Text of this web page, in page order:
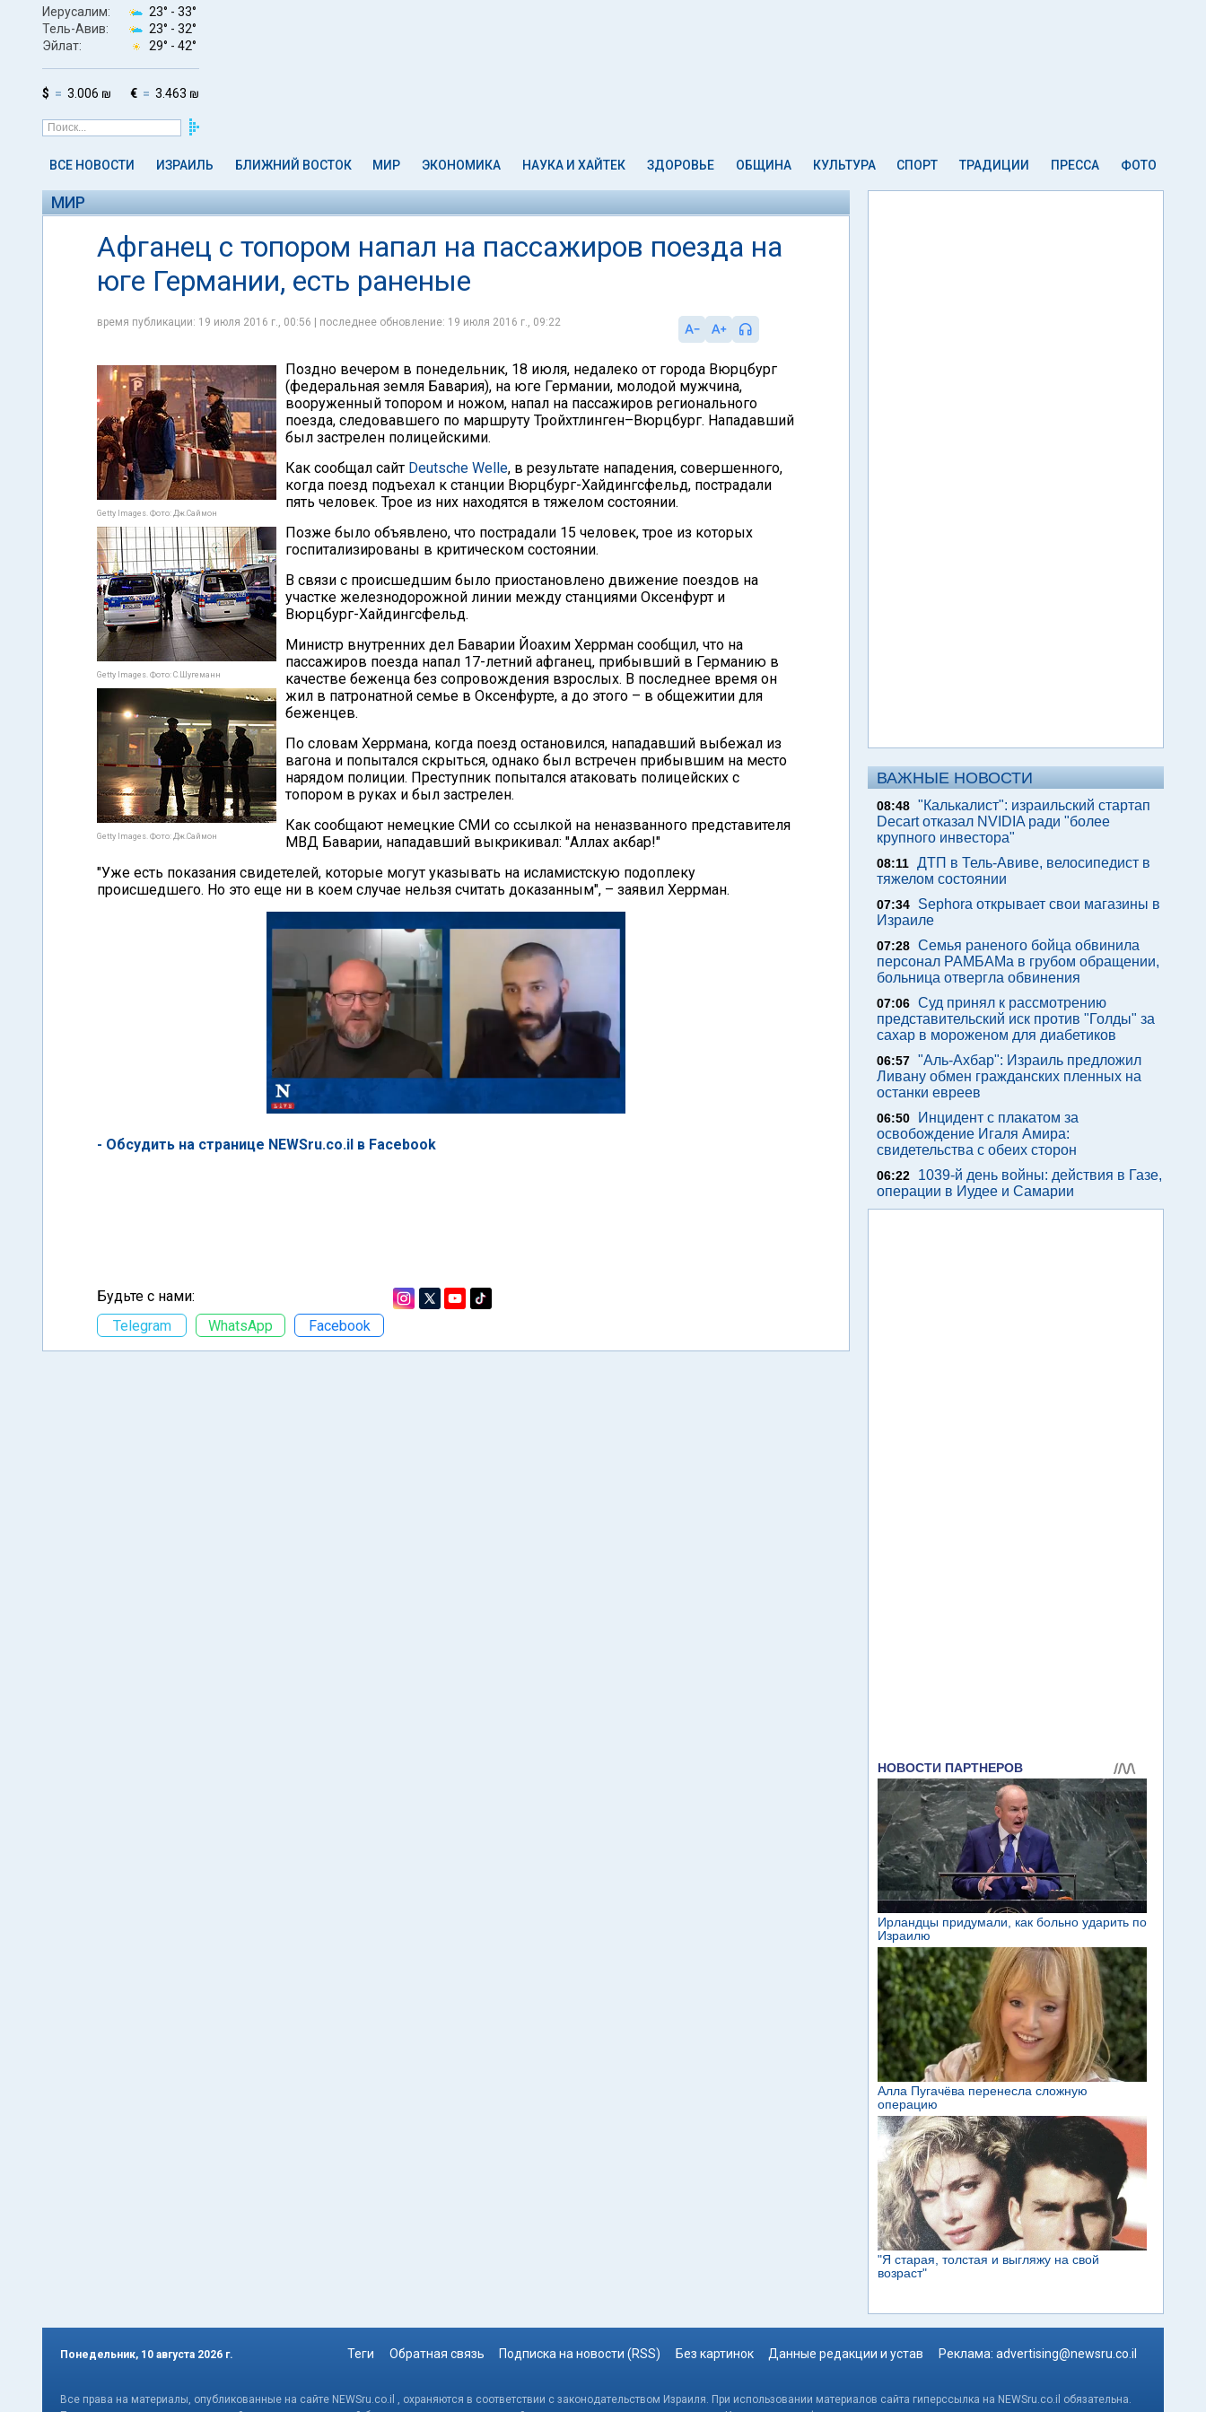
Иерусалим: 23° - 33°
Тель-Авив:
23° - 32°
Эйлат:
29° - 42°
$ 3.006 ₪ € 3.463 ₪
ВСЕ НОВОСТИ ИЗРАИЛЬ БЛИЖНИЙ ВОСТОК МИР ЭКОНОМИКА НАУКА И ХАЙТЕК ЗДОРОВЬЕ ОБЩИНА КУЛЬТУРА СПОРТ ТРАДИЦИИ ПРЕССА ФОТО
МИР
Афганец с топором напал на пассажиров поезда на
юге Германии, есть раненые
время публикации: 19 июля 2016 г., 00:56 | последнее обновление: 19 июля 2016 г., 09:22
Getty Images. Фото: Дж.Саймон
Getty Images. Фото: С.Шугеманн
Getty Images. Фото: Дж.Саймон
Поздно вечером в понедельник, 18 июля, недалеко от города Вюрцбург
(федеральная земля Бавария), на юге Германии, молодой мужчина,
вооруженный топором и ножом, напал на пассажиров регионального
поезда, следовавшего по маршруту Тройхтлинген–Вюрцбург. Нападавший
был застрелен полицейскими.
Как сообщал сайт Deutsche Welle, в результате нападения, совершенного,
когда поезд подъехал к станции Вюрцбург-Хайдингсфельд, пострадали
пять человек. Трое из них находятся в тяжелом состоянии.
Позже было объявлено, что пострадали 15 человек, трое из которых
госпитализированы в критическом состоянии.
В связи с происшедшим было приостановлено движение поездов на
участке железнодорожной линии между станциями Оксенфурт и
Вюрцбург-Хайдингсфельд.
Министр внутренних дел Баварии Йоахим Херрман сообщил, что на
пассажиров поезда напал 17-летний афганец, прибывший в Германию в
качестве беженца без сопровождения взрослых. В последнее время он
жил в патронатной семье в Оксенфурте, а до этого – в общежитии для
беженцев.
По словам Херрмана, когда поезд остановился, нападавший выбежал из
вагона и попытался скрыться, однако был встречен прибывшим на место
нарядом полиции. Преступник попытался атаковать полицейских с
топором в руках и был застрелен.
Как сообщают немецкие СМИ со ссылкой на неназванного представителя
МВД Баварии, нападавший выкрикивал: "Аллах акбар!"
"Уже есть показания свидетелей, которые могут указывать на исламистскую подоплеку
происшедшего. Но это еще ни в коем случае нельзя считать доказанным", – заявил Херрман.
- Обсудить на странице NEWSru.co.il в Facebook
Будьте с нами:
Telegram
WhatsApp Facebook
ВАЖНЫЕ НОВОСТИ
08:48 "Калькалист": израильский стартап
Decart отказал NVIDIA ради "более
крупного инвестора"
08:11 ДТП в Тель-Авиве, велосипедист в
тяжелом состоянии
07:34
Sephora открывает свои магазины в
Израиле
07:28 Семья раненого бойца обвинила
персонал РАМБАМа в грубом обращении,
больница отвергла обвинения
07:06 Суд принял к рассмотрению
представительский иск против "Голды" за
сахар в мороженом для диабетиков
06:57 "Аль-Ахбар": Израиль предложил
Ливану обмен гражданских пленных на
останки евреев
06:50
Инцидент с плакатом за
освобождение Игаля Амира:
свидетельства с обеих сторон
06:22
1039-й день войны: действия в Газе,
операции в Иудее и Самарии
Понедельник, 10 августа 2026 г. Теги Обратная связь Подписка на новости (RSS) Без картинок Данные редакции и устав Реклама: advertising@newsru.co.il
Все права на материалы, опубликованные на сайте NEWSru.co.il , охраняются в соответствии с законодательством Израиля. При использовании материалов сайта гиперссылка на NEWSru.co.il обязательна.